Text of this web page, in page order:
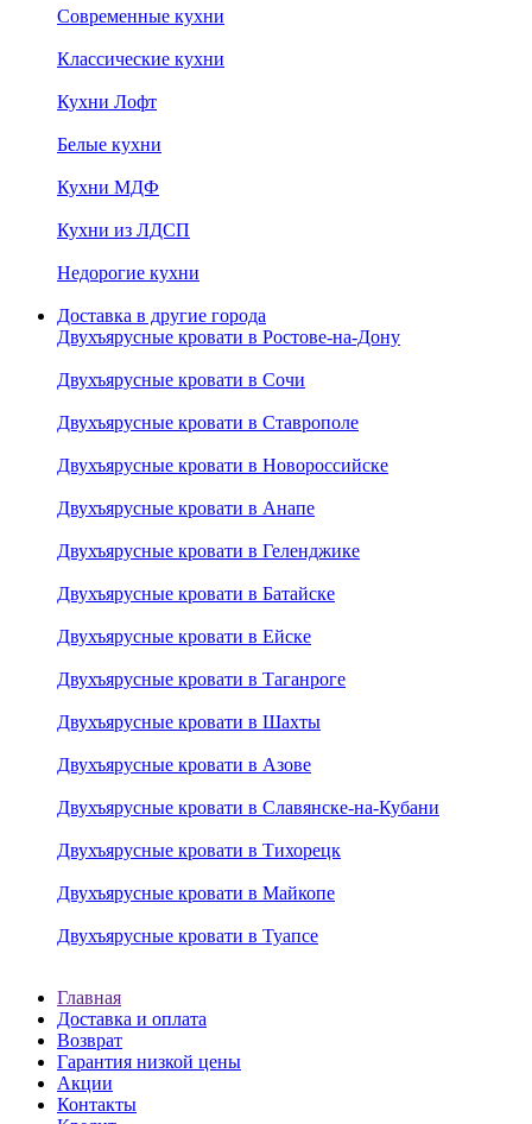
Современные кухни
Классические кухни
Кухни Лофт
Белые кухни
Кухни МДФ
Кухни из ЛДСП
Недорогие кухни
Доставка в другие города
Двухъярусные кровати в Ростове-на-Дону
Двухъярусные кровати в Сочи
Двухъярусные кровати в Ставрополе
Двухъярусные кровати в Новороссийске
Двухъярусные кровати в Анапе
Двухъярусные кровати в Геленджике
Двухъярусные кровати в Батайске
Двухъярусные кровати в Ейске
Двухъярусные кровати в Таганроге
Двухъярусные кровати в Шахты
Двухъярусные кровати в Азове
Двухъярусные кровати в Славянске-на-Кубани
Двухъярусные кровати в Тихорецк
Двухъярусные кровати в Майкопе
Двухъярусные кровати в Туапсе
Главная
Доставка и оплата
Возврат
Гарантия низкой цены
Акции
Контакты